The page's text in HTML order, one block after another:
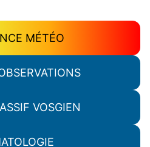
MÉTÉO
VOSGIEN